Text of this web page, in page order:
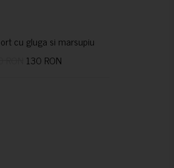
cu gluga si marsupiu
130 RON